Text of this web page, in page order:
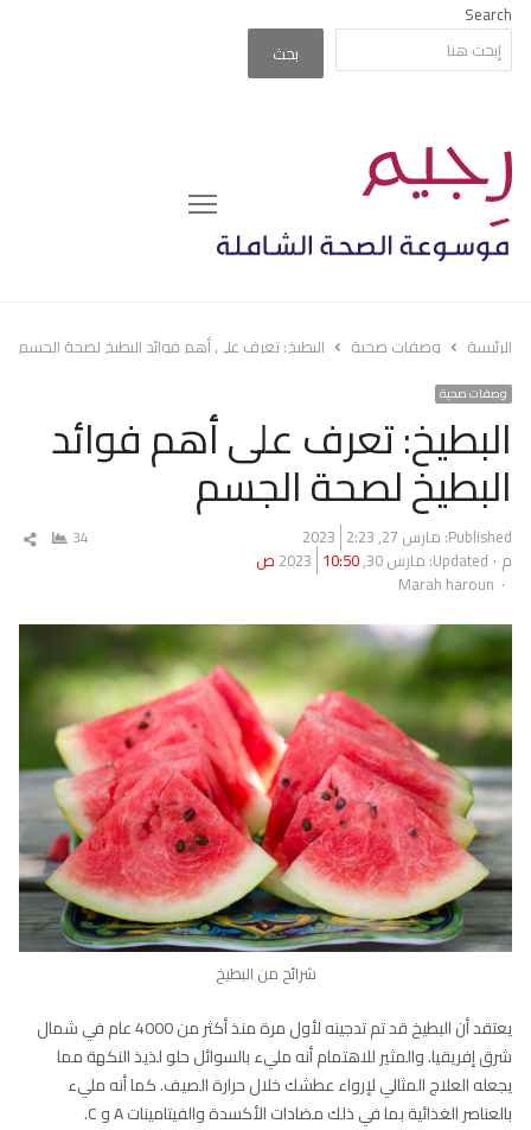
Search
بحث
Menu
الرئيسة وصفات صحية البطيخ: تعرف على أهم فوائد البطيخ لصحة الجسم
وصفات صحية
البطيخ: تعرف على أهم فوائد
البطيخ لصحة الجسم
Published: مارس 27, 2023
2:23
م Updated: مارس 30, 2023 10:50 ص
Author
Marah haroun
34
شرائح من البطيخ
يعتقد أن البطيخ قد تم تدجينه لأول مرة منذ أكثر من 4000 عام في شمال
شرق إفريقيا. والمثير للاهتمام أنه مليء بالسوائل حلو لذيذ النكهة مما
يجعله العلاج المثالي لإرواء عطشك خلال حرارة الصيف. كما أنه مليء
بالعناصر الغذائية بما في ذلك مضادات الأكسدة والفيتامينات A و C.